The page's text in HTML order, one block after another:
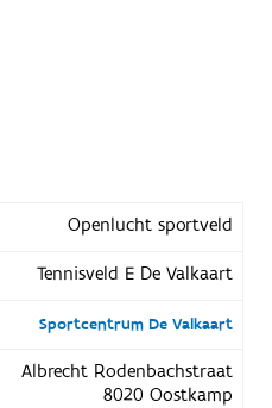
Openlucht sportveld
Tennisveld E De Valkaart
Sportcentrum De Valkaart
Albrecht Rodenbachstraat
8020 Oostkamp